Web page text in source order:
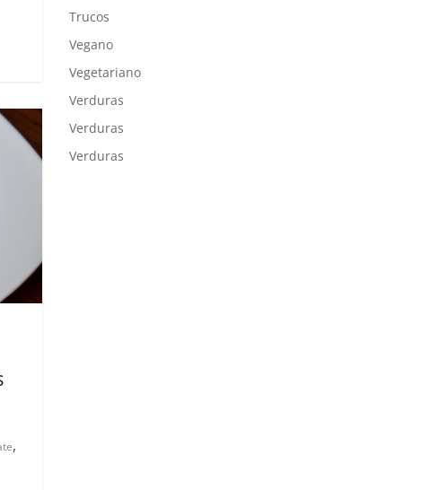
,
Trucos
Vegano
Vegetariano
Verduras
Verduras
Verduras